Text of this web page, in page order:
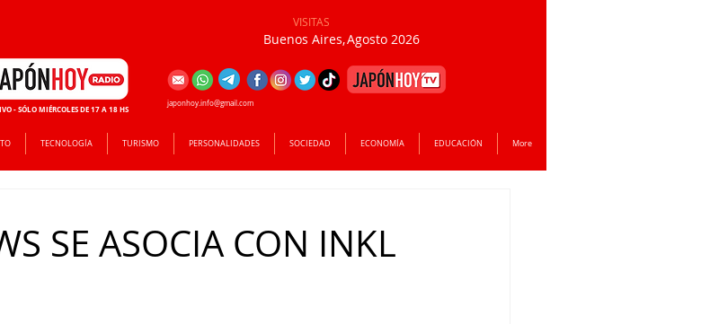
VISITAS
Buenos Aires,Agosto 2026
TECNOLOGÍA TURISMO PERSONALIDADES SOCIEDAD ECONOMÍA EDUCACIÓN More
- SÓLO MIÉRCOLES DE 17 A 18 HS
japonhoy.info@gmail.com
SE ASOCIA CON INKL